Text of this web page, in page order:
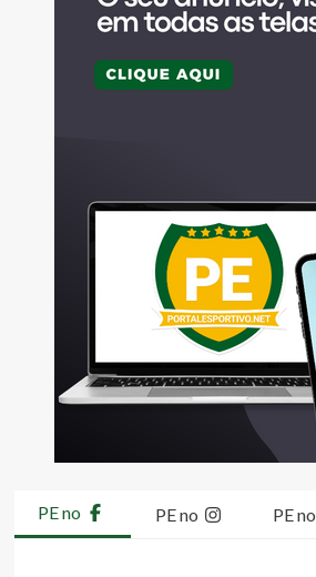
PE no PE no PE no